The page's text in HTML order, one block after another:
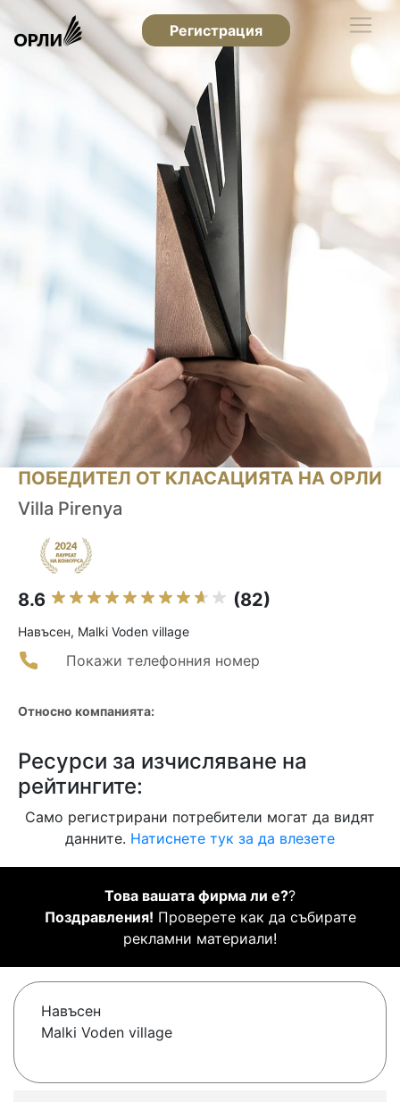
Регистрация
ПОБЕДИТЕЛ ОТ КЛАСАЦИЯТА НА ОРЛИ
Villa Pirenya
8.6 (82)
Навъсен, Malki Voden village
Покажи телефонния номер
Относно компанията:
Ресурси за изчисляване на
рейтингите:
Само регистрирани потребители могат да видят
данните. Натиснете тук за да влезете
Това вашата фирма ли е??
Поздравления! Проверете как да събирате
рекламни материали!
Навъсен
Malki Voden village